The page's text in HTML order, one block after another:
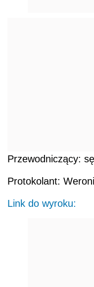
Przewodniczący:
Protokolant:
Link do wyroku: